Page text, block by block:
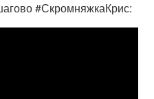
#СкромняжкаКрис: